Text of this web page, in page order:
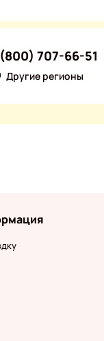
Другие регионы
707-66-51